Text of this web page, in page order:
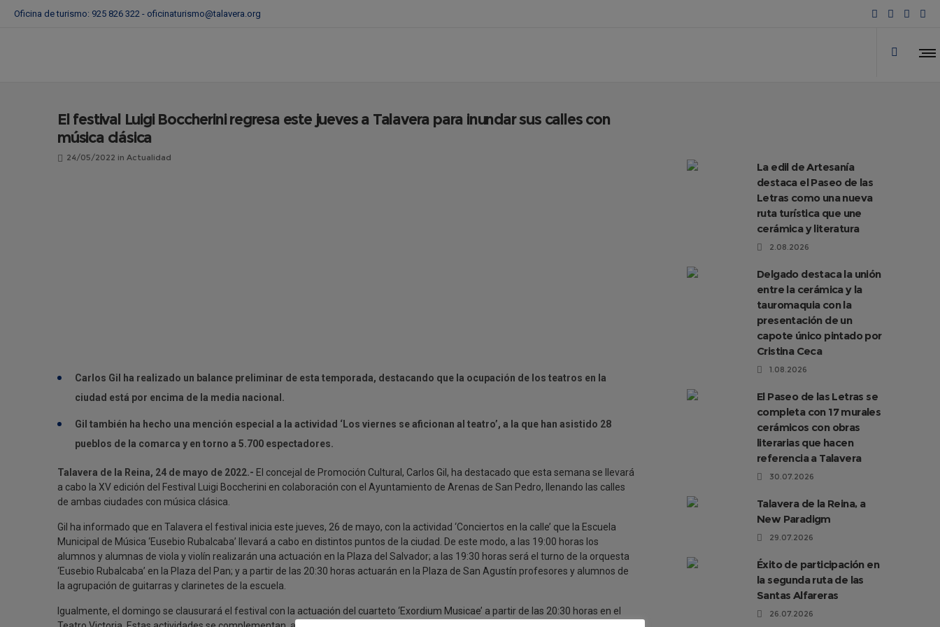
Oficina de turismo: 925 826 322 - oficinaturismo@talavera.org
El festival Luigi Boccherini regresa este jueves a Talavera para inundar sus calles con
música clásica
24/05/2022 in Actualidad
Carlos Gil ha realizado un balance preliminar de esta temporada, destacando que la ocupación de los teatros en la
ciudad está por encima de la media nacional.
Gil también ha hecho una mención especial a la actividad ‘Los viernes se aficionan al teatro’, a la que han asistido 28
pueblos de la comarca y en torno a 5.700 espectadores.
Talavera de la Reina, 24 de mayo de 2022.- El concejal de Promoción Cultural, Carlos Gil, ha destacado que esta semana se llevará
a cabo la XV edición del Festival Luigi Boccherini en colaboración con el Ayuntamiento de Arenas de San Pedro, llenando las calles
de ambas ciudades con música clásica.
Gil ha informado que en Talavera el festival inicia este jueves, 26 de mayo, con la actividad ‘Conciertos en la calle’ que la Escuela
Municipal de Música ‘Eusebio Rubalcaba’ llevará a cabo en distintos puntos de la ciudad. De este modo, a las 19:00 horas los
alumnos y alumnas de viola y violín realizarán una actuación en la Plaza del Salvador; a las 19:30 horas será el turno de la orquesta
‘Eusebio Rubalcaba’ en la Plaza del Pan; y a partir de las 20:30 horas actuarán en la Plaza de San Agustín profesores y alumnos de
la agrupación de guitarras y clarinetes de la escuela.
Igualmente, el domingo se clausurará el festival con la actuación del cuarteto ‘Exordium Musicae’ a partir de las 20:30 horas en el
La edil de Artesanía
destaca el Paseo de las
Letras como una nueva
ruta turística que une
cerámica y literatura
2.08.2026
Delgado destaca la unión
entre la cerámica y la
tauromaquia con la
presentación de un
capote único pintado por
Cristina Ceca
1.08.2026
El Paseo de las Letras se
completa con 17 murales
cerámicos con obras
literarias que hacen
referencia a Talavera
30.07.2026
Talavera de la Reina, a
New Paradigm
29.07.2026
Éxito de participación en
la segunda ruta de las
Santas Alfareras
26.07.2026